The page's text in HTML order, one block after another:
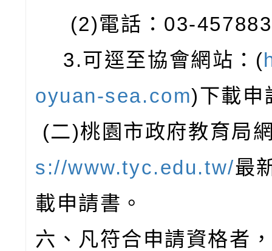
(2)電話：03-
3.可逕至協會網站：(
oyuan-sea.com)下載申
(二)桃園市政府教育局
s://www.tyc.edu.tw/最
載申請書。
六、凡符合申請資格者